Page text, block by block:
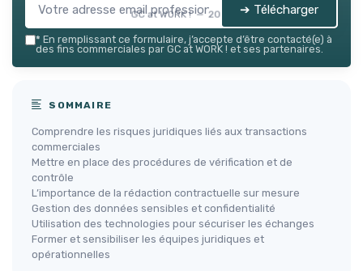
GC at WORK ! — 2026 ➔ Télécharger
* En remplissant ce formulaire, j’accepte d’être contacté(e) à
des fins commerciales par GC at WORK ! et ses partenaires.
SOMMAIRE
Comprendre les risques juridiques liés aux transactions
commerciales
Mettre en place des procédures de vérification et de
contrôle
L’importance de la rédaction contractuelle sur mesure
Gestion des données sensibles et confidentialité
Utilisation des technologies pour sécuriser les échanges
Former et sensibiliser les équipes juridiques et
opérationnelles